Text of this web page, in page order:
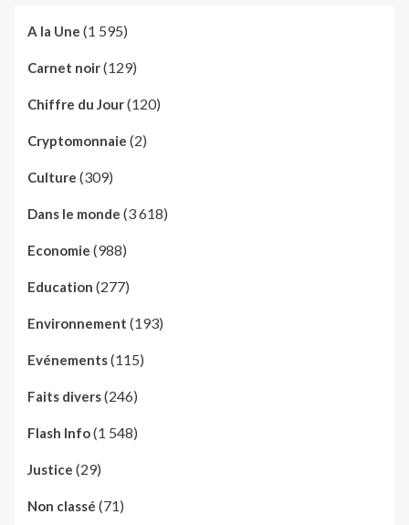
A la Une (1 595)
Carnet noir(129)
Chiffre du Jour(120)
Cryptomonnaie (2)
Culture (309)
Dans le monde (3 618)
Economie (988)
Education (277)
Environnement (193)
Evénements(115)
Faits divers(246)
Flash Info(1 548)
Justice (29)
Non classé (71)